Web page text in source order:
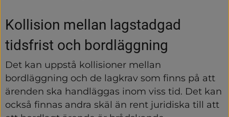
Kollision mellan lagstadgad
tidsfrist och bordläggning
Det kan uppstå kollisioner mellan
bordläggning och de lagkrav som finns på att
ärenden ska handläggas inom viss tid. Det kan
också finnas andra skäl än rent juridiska till att